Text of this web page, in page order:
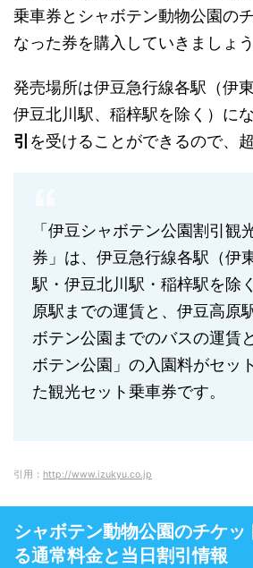
乗車券とシャボテン動物公園の
なった券を購入していきましょう
発売場所は伊豆急行線各駅（伊
伊豆北川駅、稲梓駅を除く）にな
引 を受けることができるので、
「伊豆シャボテン公園割引観
券」は、伊豆急行線各駅（伊
駅・伊豆北川駅・稲梓駅を除
原駅までの運賃と、伊豆高原
ボテン公園までのバスの運賃
ボテン公園」の入園料がセッ
た観光セット乗車券です。
引用： http://www.izukyu.co.jp
シャボテン動物公園のチケッ
る通常料金と当日割引情報